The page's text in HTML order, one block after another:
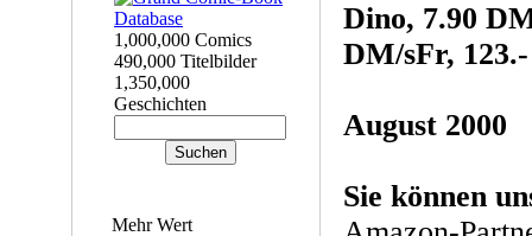
1,000,000 Comics
490,000 Titelbilder
1,350,000
Geschichten
Mehr Wert
Dino, 7.90
DM/sFr, 123.-
August 2000
Sie können